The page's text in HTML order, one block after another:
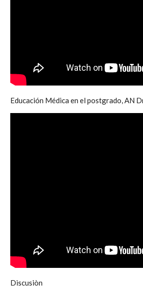
Educación Médica en el postgrado, AN
Discusiòn